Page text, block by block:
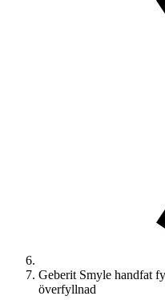
Geberit Smyle handfat
överfyllnad